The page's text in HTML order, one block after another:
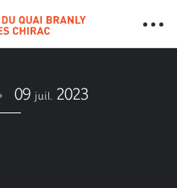
09 juil. 2023